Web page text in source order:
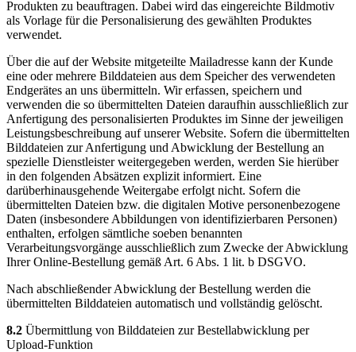
Produkten zu beauftragen. Dabei wird das eingereichte Bildmotiv
als Vorlage für die Personalisierung des gewählten Produktes
verwendet.
Über die auf der Website mitgeteilte Mailadresse kann der Kunde
eine oder mehrere Bilddateien aus dem Speicher des verwendeten
Endgerätes an uns übermitteln. Wir erfassen, speichern und
verwenden die so übermittelten Dateien daraufhin ausschließlich zur
Anfertigung des personalisierten Produktes im Sinne der jeweiligen
Leistungsbeschreibung auf unserer Website. Sofern die übermittelten
Bilddateien zur Anfertigung und Abwicklung der Bestellung an
spezielle Dienstleister weitergegeben werden, werden Sie hierüber
in den folgenden Absätzen explizit informiert. Eine
darüberhinausgehende Weitergabe erfolgt nicht. Sofern die
übermittelten Dateien bzw. die digitalen Motive personenbezogene
Daten (insbesondere Abbildungen von identifizierbaren Personen)
enthalten, erfolgen sämtliche soeben benannten
Verarbeitungsvorgänge ausschließlich zum Zwecke der Abwicklung
Ihrer Online-Bestellung gemäß Art. 6 Abs. 1 lit. b DSGVO.
Nach abschließender Abwicklung der Bestellung werden die
übermittelten Bilddateien automatisch und vollständig gelöscht.
8.2 Übermittlung von Bilddateien zur Bestellabwicklung per
Upload-Funktion